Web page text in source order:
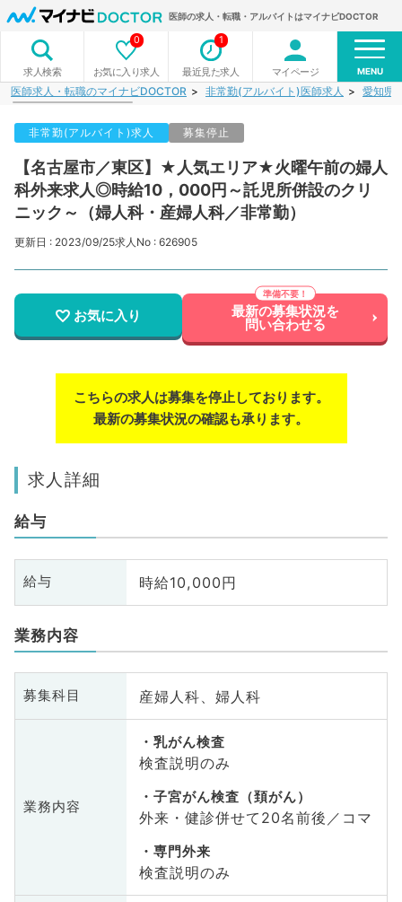
医師の求人・転職・アルバイトはマイナビDOCTOR
求人検索 お気に入り求人
0
最近見た求人
1
マイページ MENU
医師求人・転職のマイナビDOCTOR 非常勤(アルバイト)医師求人 愛知県
非常勤(アルバイト)求人 募集停止
【名古屋市／東区】★人気エリア★火曜午前の婦人
科外来求人◎時給10，000円～託児所併設のクリ
ニック～（婦人科・産婦人科／非常勤）
更新日 : 2023/09/25求人No : 626905
お気に入り 最新の募集状況を
問い合わせる
こちらの求人は募集を停止しております。
最新の募集状況の確認も承ります。
求人詳細
給与
給与 時給10,000円
業務内容
募集科目 産婦人科、婦人科
業務内容
乳がん検査
検査説明のみ
子宮がん検査（頚がん）
外来・健診併せて20名前後／コマ
専門外来
検査説明のみ